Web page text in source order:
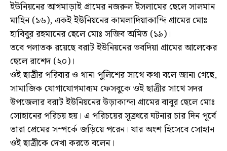
ইউনিয়নের আগমাড়াই গ্রামের নজরুল ইসলামের ছেলে সালমান
মাহিন (১৬), একই ইউনিয়নের কামলাদিয়াকান্দি গ্রামের মোঃ
হাবিবুর রহমানের ছেলে মোঃ সজিব অমিত (১৯)।
তবে পলাতক রয়েছে বরাট ইউনিয়নের ভবদিয়া গ্রামের আলেকের
ছেলে রাশেদ (২০)।
ওই ছাত্রীর পরিবার ও থানা পুলিশের সাথে কথা বলে জানা গেছে,
সামাজিক যোগাযোগমাধ্যম ফেসবুকে ওই ছাত্রীর সাথে সদর
উপজেলার বরাট ইউনিয়নের উড়াকান্দা গ্রামের বাবুর ছেলে মোঃ
সোহানের পরিচয় হয়। এ পরিচয়ের সূত্রধরে ঘটনার চার দিন পূর্বে
তারা প্রেমের সম্পর্কে জড়িয়ে পরেন। যার অংশ হিসেবে সোহান
ওই ছাত্রীকে দেখা করতে বলেন।